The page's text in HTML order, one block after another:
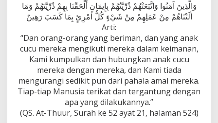
وَالَّذِينَ آمَنُوا وَاتَّبَعَتْهُمْ ذُرِّيَّتُهُمْ بِإِيمَانٍ أَلْحَقْنَا بِهِمْ ذُرِّيَّتَهُمْ وَمَا
أَلَتْنَاهُمْ مِنْ عَمَلِهِمْ مِنْ شَيْءٍ كُلُّ امْرِئٍ بِمَا كَسَبَ رَهِينٌ
Arti:
“Dan orang-orang yang beriman, dan yang anak
cucu mereka mengikuti mereka dalam keimanan,
Kami kumpulkan dan hubungkan anak cucu
mereka dengan mereka, dan Kami tiada
mengurangi sedikit pun dari pahala amal mereka.
Tiap-tiap Manusia terikat dan tergantung dengan
apa yang dilakukannya.”
(QS. At-Thuur, Surah ke 52 ayat 21, halaman 524)